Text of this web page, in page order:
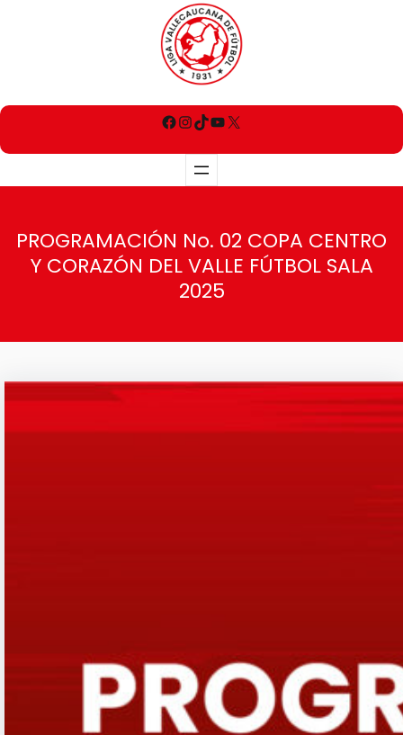
PROGRAMACIÓN No. 02 COPA CENTRO
Y CORAZÓN DEL VALLE FÚTBOL SALA
2025